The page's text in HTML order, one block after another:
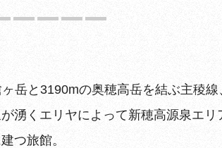
岳と3190mの奥穂高岳を結ぶ主稜
湧くエリヤによって新穂高源泉エリ
つ旅館。